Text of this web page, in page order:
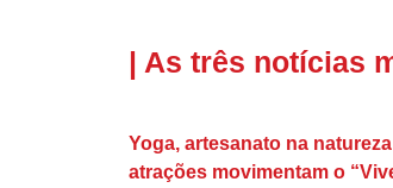
| As três notícias
Yoga, artesanato na
atrações movimentam o